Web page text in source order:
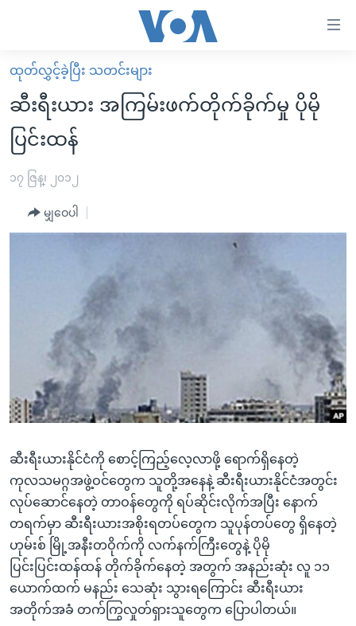
လွယ်ကူ
စေ
သည့်
Link
များ
အကြောင်းအရာ
စာမျက်နှာ
သို့
ရှာဖွေ
နေရာ
သို့
မူလစာမျက်နှာ
မြန်မာ
ကမ္ဘာ့သတင်းများ
နိုင်ငံတကာ
ဗွီဒီယို
ရပ်ဝန်းတခု လမ်းတခု အလွန်
အမေရိကန်သုံးအီဒီယံ
မကြေးမုံရဲ့ အင်္ဂလိပ်စာ
ရုပ်ရှင်ထဲက အင်္ဂလိပ်စာ
သုတပဒေသာ အင်္ဂလိပ်စာ
အပတ်စဉ်ကဏ္ဍများ
ရေဒီယိုနှင့်ရုပ်သံ အချက်အလက်များ
ရေဒီယို/တီဗွီအစီအစဉ်
Learning English
ဗွီအိုအေ လူမှုကွန်ယက်များ
ဘာသာစကားများ
ထုတ်လွှင့်ခဲ့ပြီး သတင်းများ
ဆီးရီးယား အကြမ်းဖက်တိုက်ခိုက်မှု ပိုမို
ပြင်းထန်
၁၇ ဇြန္၊ ၂၀၁၂
မျှဝေပါ
ဆီးရီးယားနိုင်ငံကို စောင့်ကြည့်လေ့လာဖို့ ရောက်ရှိနေတဲ့
ကုလသမဂ္ဂအဖွဲ့ဝင်တွေက သူတို့အနေနဲ့ ဆီးရီးယားနိုင်ငံအတွင်း
လုပ်ဆောင်နေတဲ့ တာဝန်တွေကို ရပ်ဆိုင်းလိုက်အပြီး နောက်
တရက်မှာ ဆီးရီးယားအစိုးရတပ်တွေက သူပုန်တပ်တွေ ရှိနေတဲ့
ဟုမ်းစ် မြို့အနီးတဝိုက်ကို လက်နက်ကြီးတွေနဲ့ ပိုမို
ပြင်းပြင်းထန်ထန် တိုက်ခိုက်နေတဲ့ အတွက် အနည်းဆုံး လူ ၁၁
ယောက်ထက် မနည်း သေဆုံး သွားရကြောင်း ဆီးရီးယား
အတိုက်အခံ တက်ကြွလှုတ်ရှားသူတွေက ပြောပါတယ်။